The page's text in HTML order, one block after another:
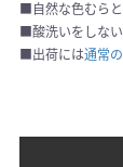
■自然な色むらと
■酸洗いをしない
■出荷には通常